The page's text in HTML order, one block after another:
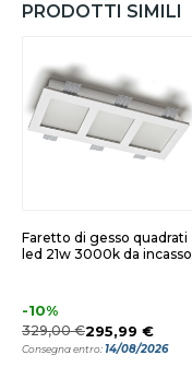
PRODOTTI SIMILI
Faretto di gesso quadrati
led 21w 3000k da incasso
-10%
329,00 €295,99 €
Consegna entro:14/08/2026